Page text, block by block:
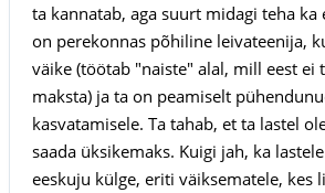
ta kannatab, aga suurt midagi teha ka
on perekonnas põhiline leivateenija,
väike (töötab "naiste" alal, mill eest ei
maksta) ja ta on peamiselt
kasvatamisele. Ta tahab, et ta lastel
saada üksikemaks. Kuigi jah, ka
eeskuju külge, eriti väiksematele, kes